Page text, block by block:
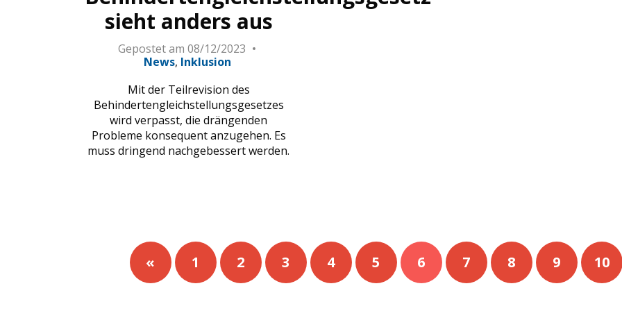
sieht anders aus
Gepostet am 08/12/2023
News Inklusion
Mit der Teilrevision des
Behindertengleichstellungsgesetzes
wird verpasst, die drängenden
Probleme konsequent anzugehen. Es
muss dringend nachgebessert werden.
« 1 2 3 4 5 6 7 8 9 10